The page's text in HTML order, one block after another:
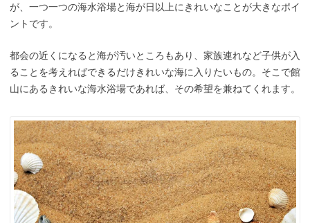
が、一つ一つの海水浴場と海が日以上にきれいなことが大きなポイ
ントです。
都会の近くになると海が汚いところもあり、家族連れなど子供が入
ることを考えればできるだけきれいな海に入りたいもの。そこで館
山にあるきれいな海水浴場であれば、その希望を兼ねてくれます。